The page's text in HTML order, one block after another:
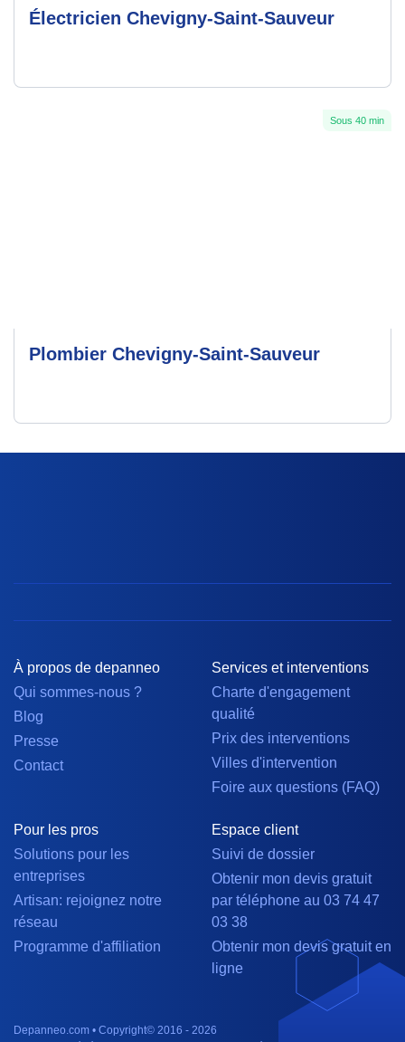
Électricien Chevigny-Saint-Sauveur
Sous 40 min
Plombier Chevigny-Saint-Sauveur
À propos de depanneo
Qui sommes-nous ?
Blog
Presse
Contact
Services et interventions
Charte d'engagement
qualité
Prix des interventions
Villes d'intervention
Foire aux questions (FAQ)
Pour les pros
Solutions pour les
entreprises
Artisan: rejoignez notre
réseau
Programme d'affiliation
Espace client
Suivi de dossier
Obtenir mon devis gratuit
par téléphone au 03 74 47
03 38
Obtenir mon devis gratuit en
ligne
Depanneo.com • Copyright© 2016 - 2026